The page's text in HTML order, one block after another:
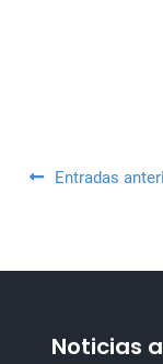
Entradas
Noticias